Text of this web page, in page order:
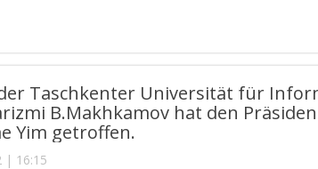
Taschkenter Universität für
B.Makhkamov hat den
Yim getroffen.
| 16:15